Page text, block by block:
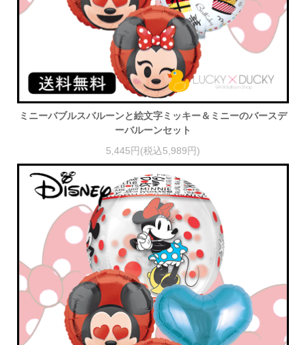
ミニーバブルスバルーンと絵文字ミッキー＆ミニーのバースデ
ーバルーンセット
5,445円(税込5,989円)